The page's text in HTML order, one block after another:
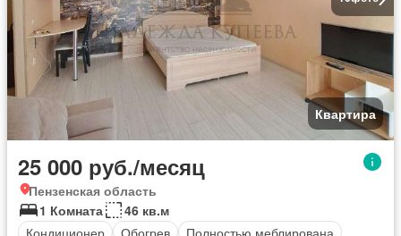
Квартира
25 000 руб./месяц
Пензенская область
1 Комната
46 кв.м
Кондиционер
Обогрев Полностью меблирована